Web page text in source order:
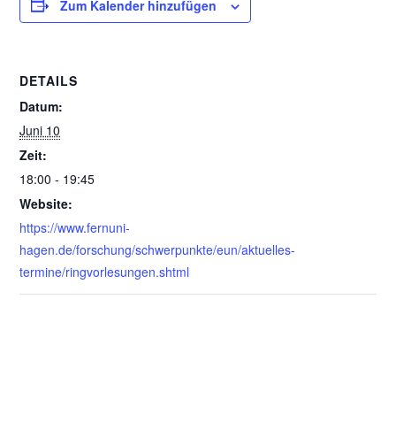
Zum Kalender hinzufügen
DETAILS
Datum:
Juni 10
Zeit:
18:00 - 19:45
Website:
https://www.fernuni-
hagen.de/forschung/schwerpunkte/eun/aktuelles-
termine/ringvorlesungen.shtml